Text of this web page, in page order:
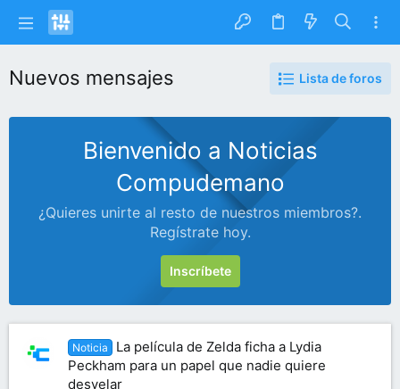
Nuevos mensajes Lista de foros
Bienvenido a Noticias
Compudemano
¿Quieres unirte al resto de nuestros miembros?.
Regístrate hoy.
Inscríbete
Noticia
La película de Zelda ficha a Lydia
Peckham para un papel que nadie quiere
desvelar